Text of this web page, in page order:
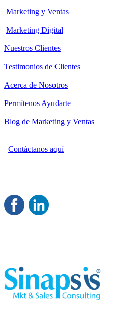
Marketing y Ventas
Marketing Digital
Nuestros Clientes
Testimonios de Clientes
Acerca de Nosotros
Permítenos Ayudarte
Blog de Marketing y Ventas
Contáctanos aquí